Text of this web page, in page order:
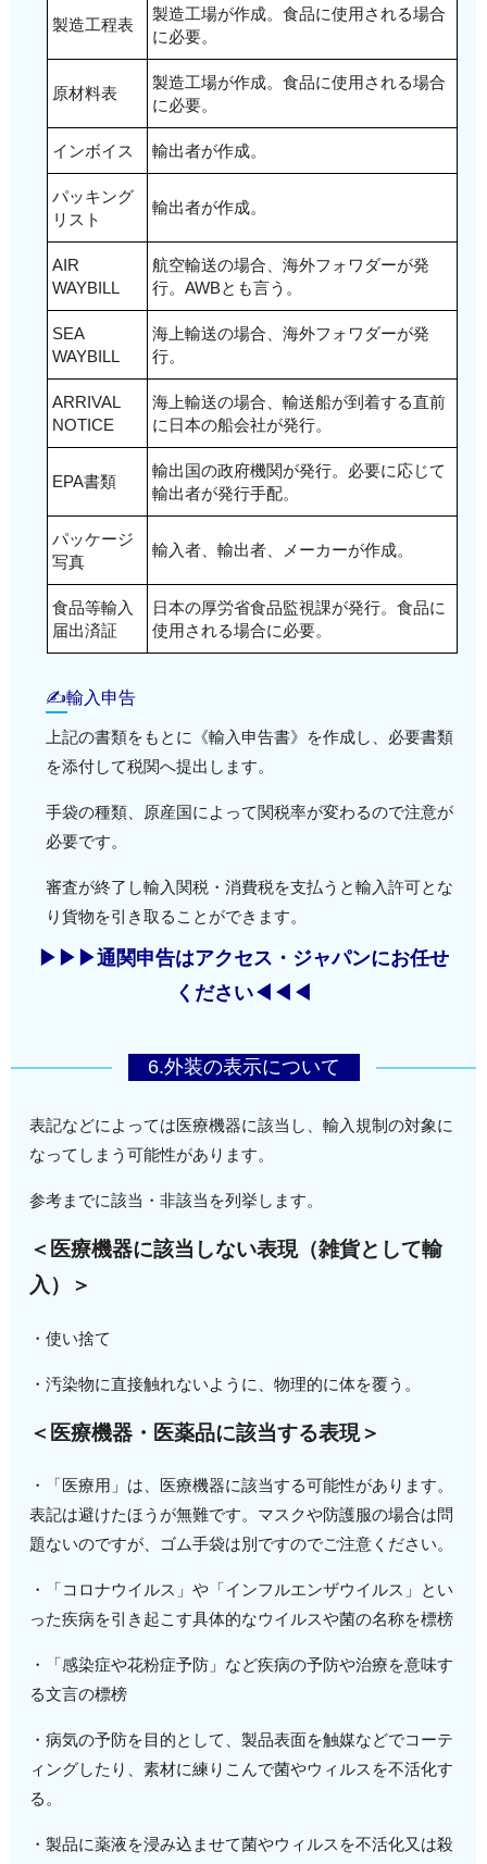
製造工程表
製造工場が作成。食品に使用される場合
に必要。
原材料表
製造工場が作成。食品に使用される場合
に必要。
インボイス 輸出者が作成。
パッキング
リスト
輸出者が作成。
AIR
WAYBILL
航空輸送の場合、海外フォワダーが発
行。AWBとも言う。
SEA
WAYBILL
海上輸送の場合、海外フォワダーが発
行。
ARRIVAL
NOTICE
海上輸送の場合、輸送船が到着する直前
に日本の船会社が発行。
EPA書類
輸出国の政府機関が発行。必要に応じて
輸出者が発行手配。
パッケージ
写真
輸入者、輸出者、メーカーが作成。
食品等輸入
届出済証
日本の厚労省食品監視課が発行。食品に
使用される場合に必要。
✍輸入申告
上記の書類をもとに《輸入申告書》を作成し、必要書類
を添付して税関へ提出します。
手袋の種類、原産国によって関税率が変わるので注意が
必要です。
審査が終了し輸入関税・消費税を支払うと輸入許可とな
り貨物を引き取ることができます。
▶▶▶通関申告はアクセス・ジャパンにお任せ
ください◀◀◀
6.外装の表示について
表記などによっては医療機器に該当し、輸入規制の対象に
なってしまう可能性があります。
参考までに該当・非該当を列挙します。
＜医療機器に該当しない表現（雑貨として輸
入）＞
・使い捨て
・汚染物に直接触れないように、物理的に体を覆う。
＜医療機器・医薬品に該当する表現＞
・「医療用」は、医療機器に該当する可能性があります。
表記は避けたほうが無難です。マスクや防護服の場合は問
題ないのですが、ゴム手袋は別ですのでご注意ください。
・「コロナウイルス」や「インフルエンザウイルス」とい
った疾病を引き起こす具体的なウイルスや菌の名称を標榜
・「感染症や花粉症予防」など疾病の予防や治療を意味す
る文言の標榜
・病気の予防を目的として、製品表面を触媒などでコーテ
ィングしたり、素材に練りこんで菌やウィルスを不活化す
る。
・製品に薬液を浸み込ませて菌やウィルスを不活化又は殺